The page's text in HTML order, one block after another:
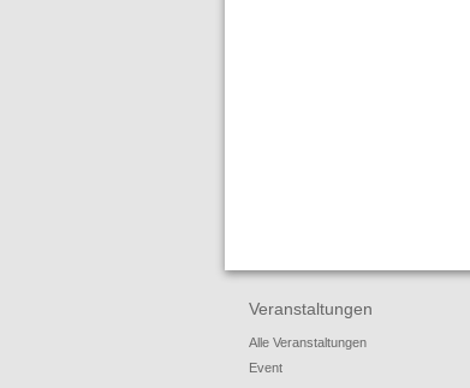
Veranstaltungen
Alle Veranstaltungen
Event